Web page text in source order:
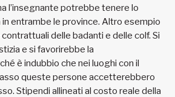
l’insegnante potrebbe tenere lo
entrambe le province. Altro esempio
delle badanti e delle colf. Si
e si favorirebbe la
è indubbio che nei luoghi con il
queste persone accetterebbero
Stipendi allineati al costo reale della